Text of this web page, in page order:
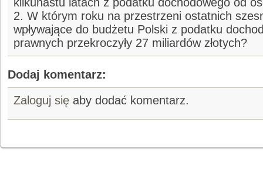
2. W którym roku na przestrzeni ostatnich
wpływające do budżetu Polski z podatku
prawnych przekroczyły 27 miliardów złotych?
Dodaj komentarz:
Zaloguj się aby dodać komentarz.